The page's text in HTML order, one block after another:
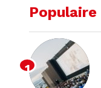
Populaire